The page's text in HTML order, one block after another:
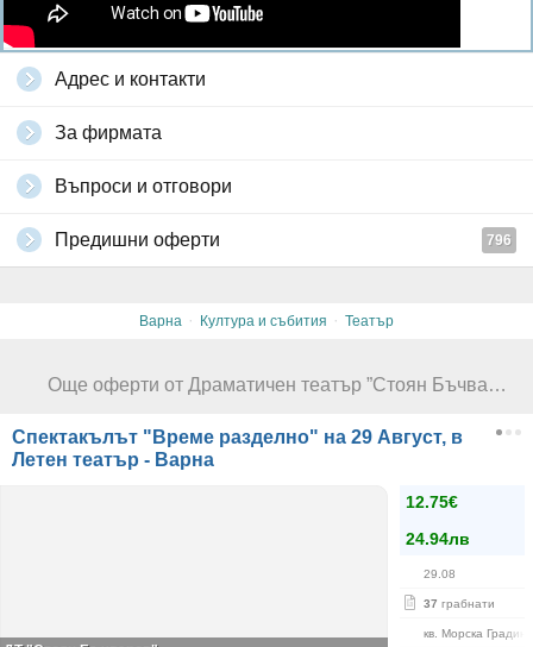
Адрес и контакти
За фирмата
Въпроси и отговори
Предишни оферти 796
Варна · Култура и събития · Театър
Още оферти от Драматичен театър ”Стоян Бъчваров” - Варна
Спектакълът "Време разделно" на 29 Август, в
Летен театър - Варна
12.75€
24.94лв
29.08
37 грабнати
кв. Морска Градина